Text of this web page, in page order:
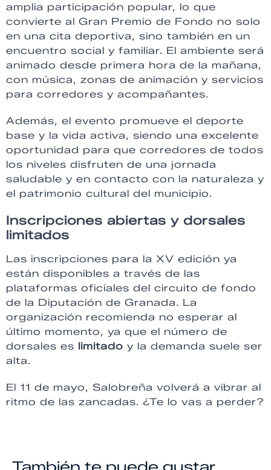
amplia participación popular, lo que
convierte al Gran Premio de Fondo no solo
en una cita deportiva, sino también en un
encuentro social y familiar. El ambiente será
animado desde primera hora de la mañana,
con música, zonas de animación y servicios
para corredores y acompañantes.
Además, el evento promueve el deporte
base y la vida activa, siendo una excelente
oportunidad para que corredores de todos
los niveles disfruten de una jornada
saludable y en contacto con la naturaleza y
el patrimonio cultural del municipio.
Inscripciones abiertas y dorsales
limitados
Las inscripciones para la XV edición ya
están disponibles a través de las
plataformas oficiales del circuito de fondo
de la Diputación de Granada. La
organización recomienda no esperar al
último momento, ya que el número de
dorsales es
limitado y la demanda suele ser
alta.
El 11 de mayo, Salobreña volverá a vibrar al
ritmo de las zancadas. ¿Te lo vas a perder?